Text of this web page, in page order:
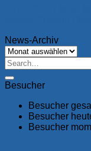
News-Archiv
News-
Archiv
Besucher
Besucher
Besucher
Besucher